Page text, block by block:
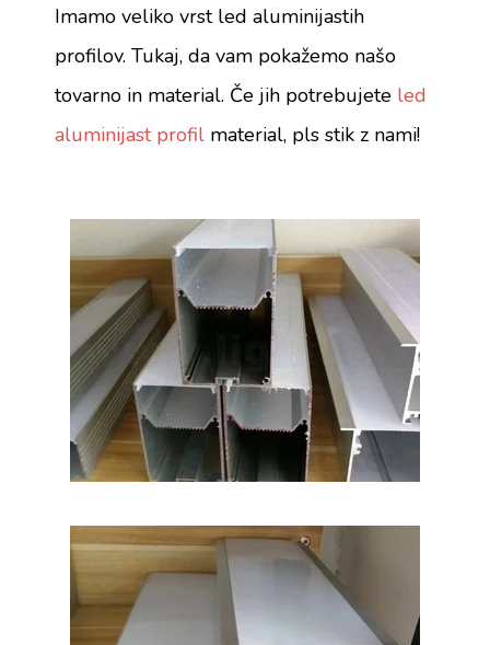
Imamo veliko vrst led aluminijastih
profilov. Tukaj, da vam pokažemo našo
tovarno in material. Če jih potrebujete led
aluminijast profil material, pls stik z nami!